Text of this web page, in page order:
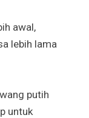
awal,
lebih lama
putih
untuk